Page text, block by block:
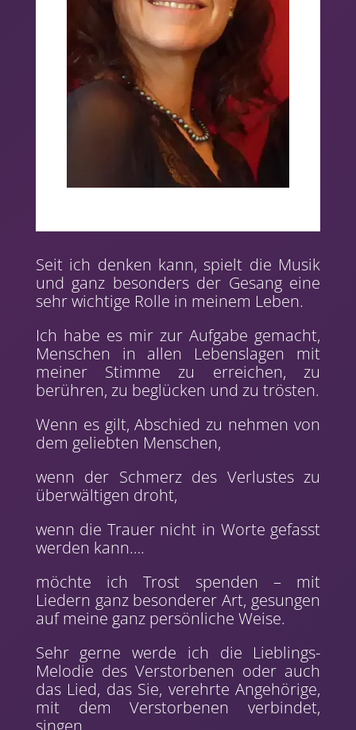
Seit ich denken kann, spielt die Musik
und ganz besonders der Gesang eine
sehr wichtige Rolle in meinem Leben.
Ich habe es mir zur Aufgabe gemacht,
Menschen in allen Lebenslagen mit
meiner Stimme zu erreichen, zu
berühren, zu beglücken und zu trösten.
Wenn es gilt, Abschied zu nehmen von
dem geliebten Menschen,
wenn der Schmerz des Verlustes zu
überwältigen droht,
wenn die Trauer nicht in Worte gefasst
werden kann….
möchte ich Trost spenden – mit
Liedern ganz besonderer Art, gesungen
auf meine ganz persönliche Weise.
Sehr gerne werde ich die Lieblings-
Melodie des Verstorbenen oder auch
das Lied, das Sie, verehrte Angehörige,
mit dem Verstorbenen verbindet,
singen.